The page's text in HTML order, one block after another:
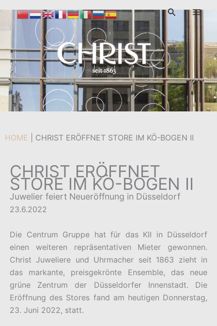
Inhalt
springen
Suchen
Von admin/23. Juni 2022
HOME CHRIST ERÖFFNET STORE IM KÖ-BOGEN II
CHRIST ERÖFFNET
STORE IM KÖ-BOGEN II
Juwelier feiert Neueröffnung in Düsseldorf
23.6.2022
Die Centrum Gruppe hat für das KII in Düsseldorf
einen weiteren repräsentativen Mieter gewonnen.
Christ Juweliere und Uhrmacher seit 1863 zieht in
das markante, preisgekrönte Ensemble, das neue
grüne Zentrum der Düsseldorfer Innenstadt. Die
Eröffnung des Stores fand am heutigen Donnerstag,
23. Juni 2022, statt.